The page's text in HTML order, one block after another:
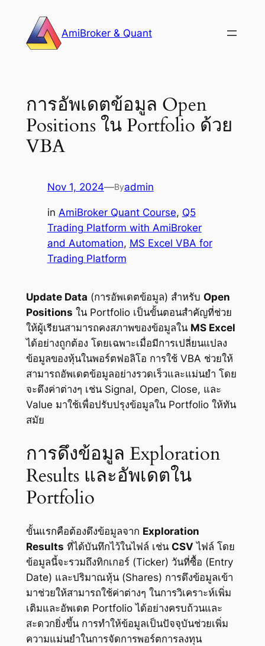
content
AmiBroker & Quant
การอัพเดตข้อมูล Open
Positions ใน Portfolio ด้วย
VBA
Nov 1, 2024—Byadmin
in AmiBroker Quant Course, Q5
Trading Platform with AmiBroker
and Automation, MS Excel VBA for
Trading Platform
Update Data (การอัพเดตข้อมูล) สำหรับ Open
Positions ใน Portfolio เป็นขั้นตอนสำคัญที่ช่วย
ให้ผู้เรียนสามารถคงสภาพของข้อมูลใน MS Excel
ได้อย่างถูกต้อง โดยเฉพาะเมื่อมีการเปลี่ยนแปลง
ข้อมูลของหุ้นในพอร์ตฟอลิโอ การใช้ VBA ช่วยให้
สามารถอัพเดตข้อมูลอย่างรวดเร็วและแม่นยำ โดย
จะดึงค่าต่างๆ เช่น Signal, Open, Close, และ
Value มาใช้เพื่อปรับปรุงข้อมูลใน Portfolio ให้ทัน
สมัย
การดึงข้อมูล Exploration
Results และอัพเดตใน
Portfolio
ขั้นแรกคือต้องดึงข้อมูลจาก Exploration
Results ที่ได้บันทึกไว้ในไฟล์ เช่น CSV ไฟล์ โดย
ข้อมูลนี้จะรวมถึงทิกเกอร์ (Ticker) วันที่ซื้อ (Entry
Date) และปริมาณหุ้น (Shares) การดึงข้อมูลเข้า
มาช่วยให้สามารถใช้ค่าต่างๆ ในการวิเคราะห์เพิ่ม
เติมและอัพเดต Portfolio ได้อย่างครบถ้วนและ
สะดวกยิ่งขึ้น การทำให้ข้อมูลเป็นปัจจุบันช่วยเพิ่ม
ความแม่นยำในการจัดการพอร์ตการลงทุน